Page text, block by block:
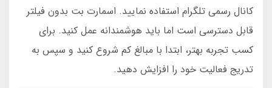
کانال رسمی تلگرام استفاده نمایید. اسمارت بت بدون فیلتر
قابل دسترسی است اما باید هوشمندانه عمل کنید. برای
کسب تجربه بهتر، ابتدا با مبالغ کم شروع کنید و سپس به
تدریج فعالیت خود را افزایش دهید.